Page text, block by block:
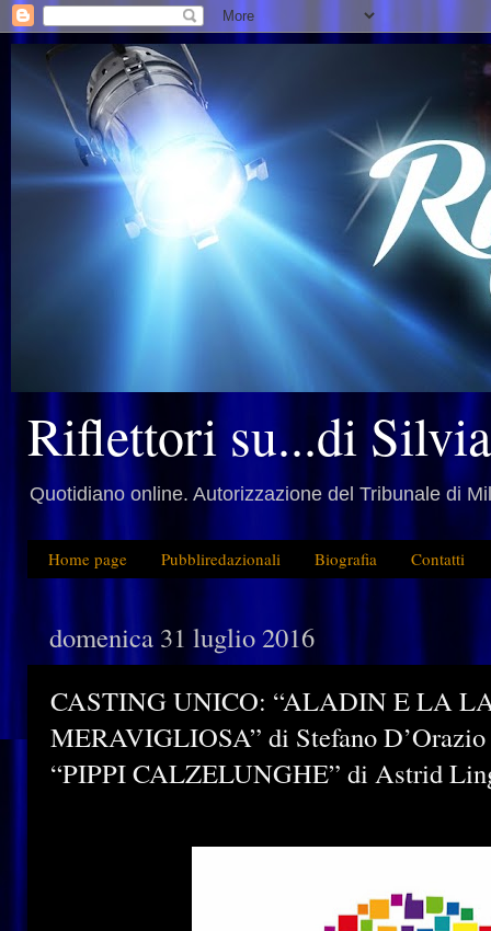
Riflettori su...di
Quotidiano online. Autorizzazione del Tribunale di
Home page Pubbliredazionali Biografia Contatti
domenica 31 luglio 2016
CASTING UNICO: “ALADIN E LA
MERAVIGLIOSA” di Stefano D’Orazio
“PIPPI CALZELUNGHE” di Astrid